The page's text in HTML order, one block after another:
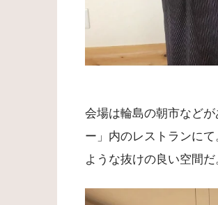
会場は輪島の朝市など
ー」内のレストランに
ような抜けの良い空間だ